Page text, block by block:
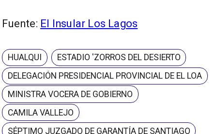
Fuente: El Insular Los Lagos
HUALQUI
ESTADIO 'ZORROS DEL DESIERTO
DELEGACIÓN PRESIDENCIAL PROVINCIAL DE EL LOA
MINISTRA VOCERA DE GOBIERNO
CAMILA VALLEJO
SÉPTIMO JUZGADO DE GARANTÍA DE SANTIAGO